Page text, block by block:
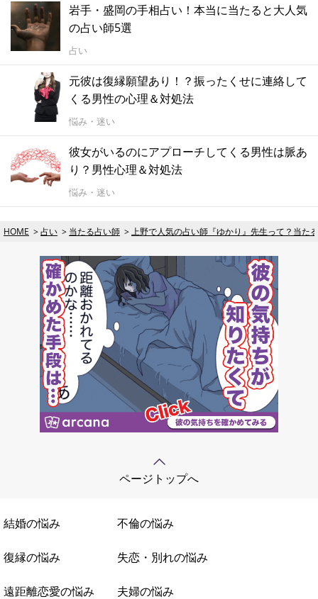
岩手・盛岡の手相占い！本当に当たると大人気
の占い師5選
占い
元彼は復縁願望あり！？振ったくせに連絡して
くる男性の心理＆対処法
悩み・迷い
彼女がいるのにアプローチしてくる男性は脈あ
り？男性心理＆対処法
悩み・迷い
HOME 占い 当たる占い師 上野で人気の占い師『ゆかり』先生って？当た
ページトップへ
結婚の悩み 不倫の悩み
復縁の悩み 失恋・別れの悩み
遠距離恋愛の悩み 夫婦の悩み